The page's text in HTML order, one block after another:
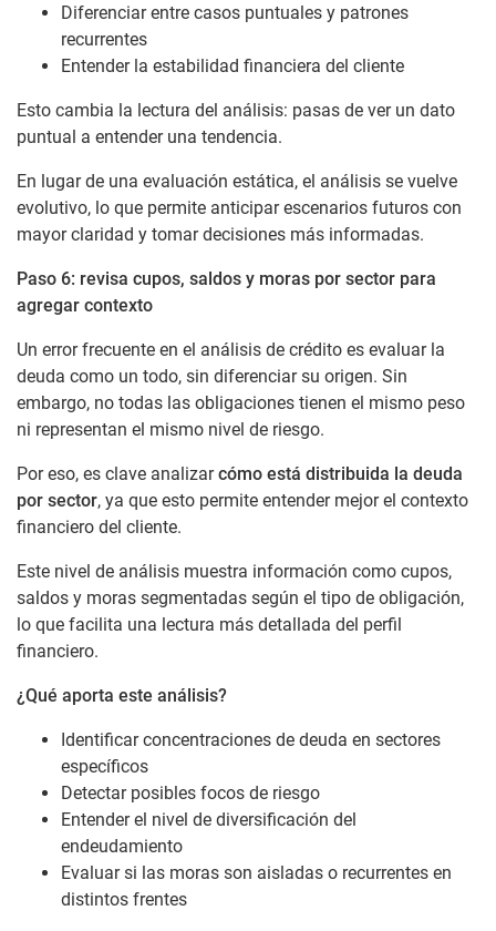
Diferenciar entre casos puntuales y patrones
recurrentes
Entender la estabilidad financiera del cliente
Esto cambia la lectura del análisis: pasas de ver un dato
puntual a entender una tendencia.
En lugar de una evaluación estática, el análisis se vuelve
evolutivo, lo que permite anticipar escenarios futuros con
mayor claridad y tomar decisiones más informadas.
Paso 6: revisa cupos, saldos y moras por sector para
agregar contexto
Un error frecuente en el análisis de crédito es evaluar la
deuda como un todo, sin diferenciar su origen. Sin
embargo, no todas las obligaciones tienen el mismo peso
ni representan el mismo nivel de riesgo.
Por eso, es clave analizarcómo está distribuida la deuda
por sector, ya que esto permite entender mejor el contexto
financiero del cliente.
Este nivel de análisis muestra información como cupos,
saldos y moras segmentadas según el tipo de obligación,
lo que facilita una lectura más detallada del perfil
financiero.
¿Qué aporta este análisis?
Identificar concentraciones de deuda en sectores
específicos
Detectar posibles focos de riesgo
Entender el nivel de diversificación del
endeudamiento
Evaluar si las moras son aisladas o recurrentes en
distintos frentes